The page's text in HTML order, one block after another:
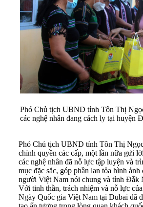
Phó Chủ tịch UBND tỉnh Tôn Thị
các nghệ nhân đang cách ly tại huyện
Phó Chủ tịch UBND tỉnh Tôn Thị
chính quyền các cấp, một lần nữa gửi
các nghệ nhân đã nỗ lực tập luyện và
mục đặc sắc, góp phần lan tỏa hình ảnh
người Việt Nam nói chung và tỉnh Đắk
Với tinh thần, trách nhiệm và nỗ lực
Ngày Quốc gia Việt Nam tại Dubai đã